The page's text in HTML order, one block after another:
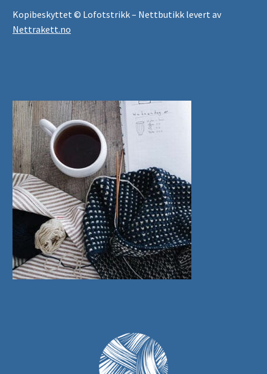
Kopibeskyttet © Lofotstrikk – Nettbutikk levert av
Nettrakett.no